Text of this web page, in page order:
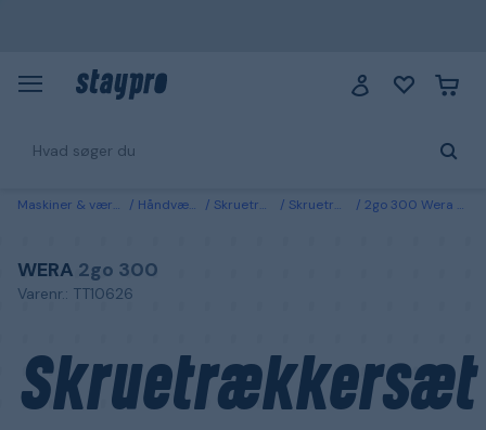
Maskiner & værktøj Håndværktøj Skruetrækkere Skruetrækkersæt 2go 300 Wera Skruetrækkersæt
WERA 2go 300
Varenr.: TT10626
Skruetrækkersæt